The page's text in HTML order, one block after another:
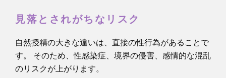
見落とされがちなリスク
自然授精の大きな違いは、直接の性行為があることで
す。 そのため、性感染症、境界の侵害、感情的な混乱
のリスクが上がります。